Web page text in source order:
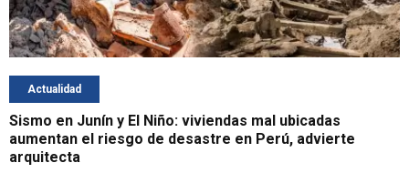
Actualidad
Sismo en Junín y El Niño: viviendas mal ubicadas
aumentan el riesgo de desastre en Perú, advierte
arquitecta